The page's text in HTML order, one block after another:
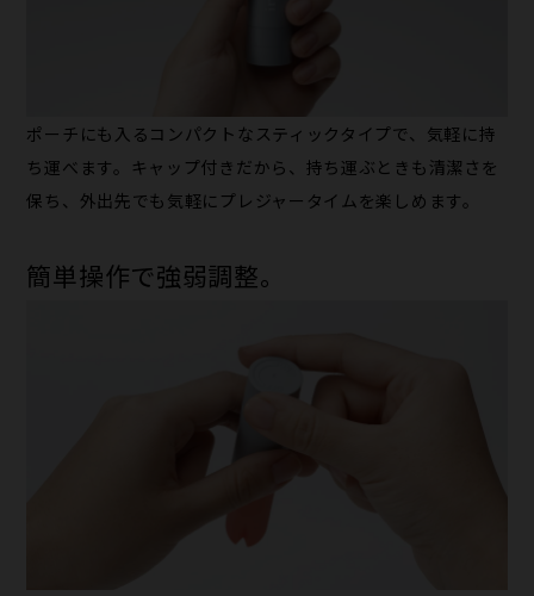
ポーチにも入るコンパクトなスティックタイプで、気軽に持
ち運べます。キャップ付きだから、持ち運ぶときも清潔さを
保ち、外出先でも気軽にプレジャータイムを楽しめます。
簡単操作で強弱調整。